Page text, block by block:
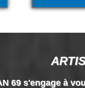
69 s'engage à